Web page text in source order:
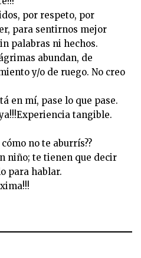
por respeto, por
para sentirnos mejor
palabras ni hechos.
abundan, de
y/o de ruego. No creo
en mí, pase lo que pase.
tangible.
no te aburrís??
niño; te tienen que decir
para hablar.